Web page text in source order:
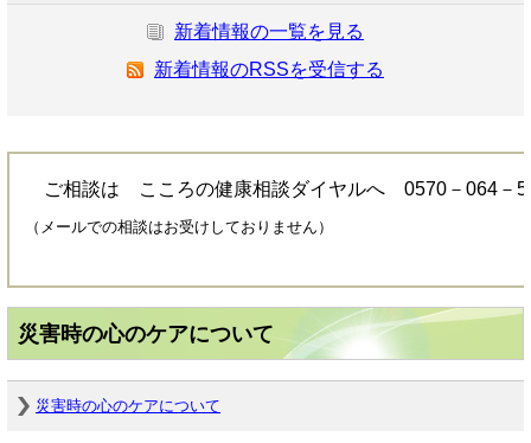
新着情報の一覧を見る
新着情報のRSSを受信する
ご相談は こころの健康相談ダイヤルへ 0570－064－
（メールでの相談はお受けしておりません）
災害時の心のケアについて
災害時の心のケアについて